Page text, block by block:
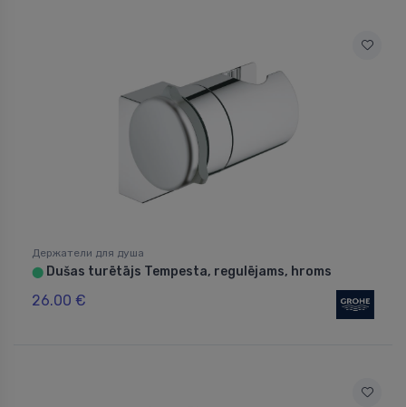
Держатели для душа
⬤ Dušas turētājs Tempesta, regulējams, hroms
26.00 €